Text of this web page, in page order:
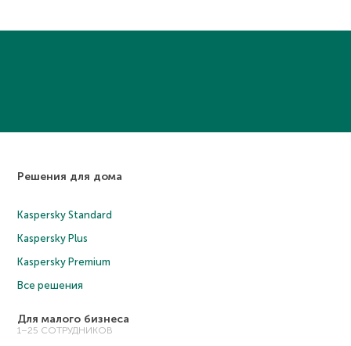
Решения для дома
Kaspersky Standard
Kaspersky Plus
Kaspersky Premium
Все решения
Для малого бизнеса
1–25 СОТРУДНИКОВ